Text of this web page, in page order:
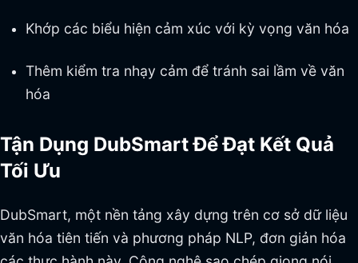
Khớp các biểu hiện cảm xúc với kỳ vọng văn hóa
Thêm kiểm tra nhạy cảm để tránh sai lầm về văn
hóa
Tận Dụng DubSmart Để Đạt Kết Quả
Tối Ưu
DubSmart, một nền tảng xây dựng trên cơ sở dữ liệu
văn hóa tiên tiến và phương pháp NLP, đơn giản hóa